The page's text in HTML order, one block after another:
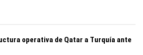
operativa de Qatar a Turquía ante